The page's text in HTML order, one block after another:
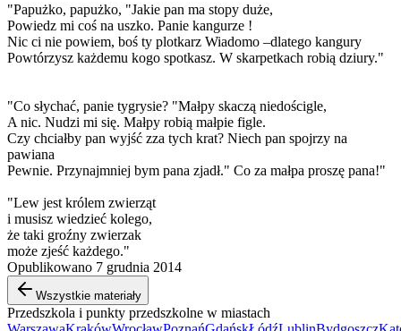
"Papużko, papużko, "Jakie pan ma stopy duże,
Powiedz mi coś na uszko. Panie kangurze !
Nic ci nie powiem, boś ty plotkarz Wiadomo –dlatego kangury
Powtórzysz każdemu kogo spotkasz. W skarpetkach robią dziury."
"Co słychać, panie tygrysie? "Małpy skaczą niedościgle,
A nic. Nudzi mi się. Małpy robią małpie figle.
Czy chciałby pan wyjść zza tych krat? Niech pan spojrzy na
pawiana
Pewnie. Przynajmniej bym pana zjadł." Co za małpa proszę pana!"
"Lew jest królem zwierząt
i musisz wiedzieć kolego,
że taki groźny zwierzak
może zjeść każdego."
Opublikowano 7 grudnia 2014
Wszystkie materiały
Przedszkola i punkty przedszkolne w miastach